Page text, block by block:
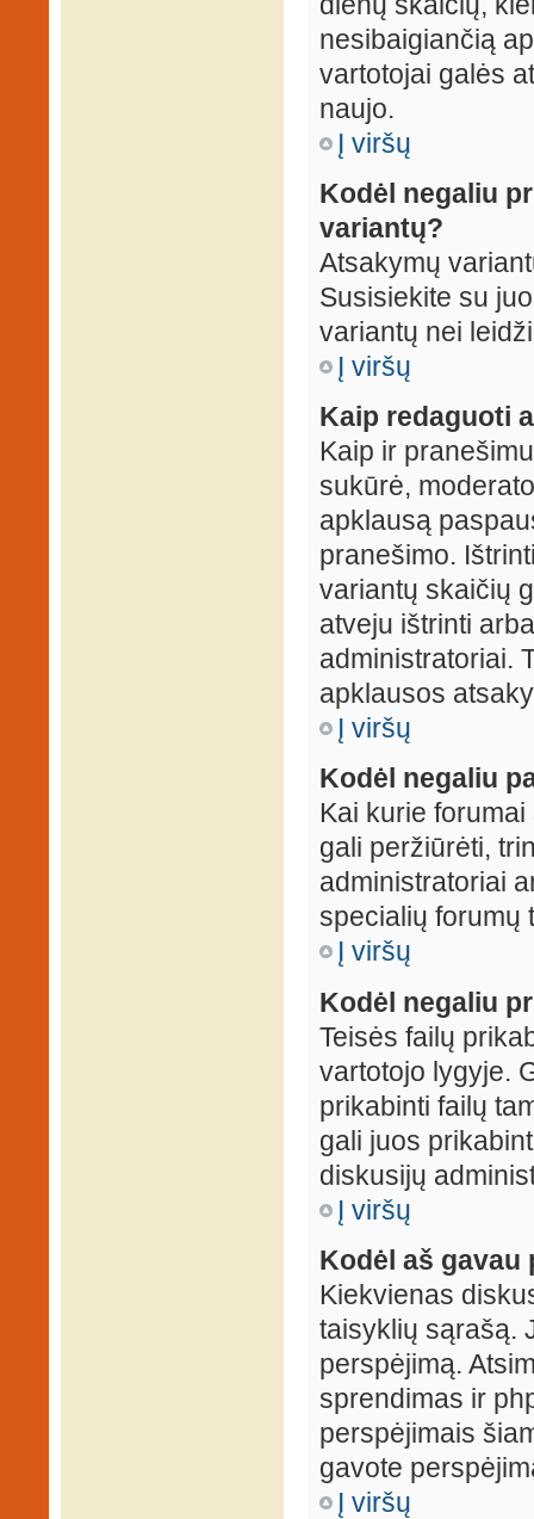
nesibaigiančią
vartotojai galės
naujo.
Į viršų
Kodėl negaliu
variantų?
Atsakymų
Susisiekite su
variantų nei
Į viršų
Kaip redaguoti
Kaip ir
sukūrė,
apklausą
pranešimo.
variantų skaičių
atveju ištrinti
administratoriai.
apklausos
Į viršų
Kodėl negaliu
Kai kurie
gali peržiūrėti,
administratoriai
specialių forumų
Į viršų
Kodėl negaliu
Teisės failų
vartotojo lygyje.
prikabinti failų
gali juos
diskusijų
Į viršų
Kodėl aš gavau
Kiekvienas
taisyklių sąrašą.
perspėjimą.
sprendimas ir
perspėjimais
gavote
Į viršų